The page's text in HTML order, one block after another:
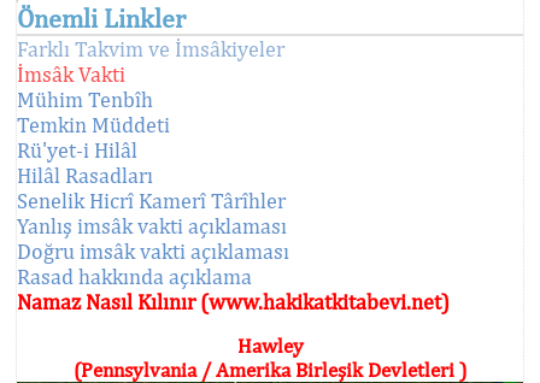
Önemli Linkler
Farklı Takvim ve İmsâkiyeler
İmsâk Vakti
Mühim Tenbîh
Temkin Müddeti
Rü'yet-i Hilâl
Hilâl Rasadları
Senelik Hicrî Kamerî Târîhler
Yanlış imsâk vakti açıklaması
Doğru imsâk vakti açıklaması
Rasad hakkında açıklama
Namaz Nasıl Kılınır (www.hakikatkitabevi.net)
Hawley
(Pennsylvania / Amerika Birleşik Devletleri )